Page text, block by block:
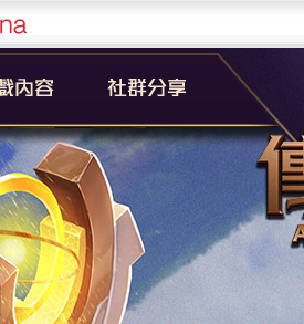
引導
簡介
列表
備列表
列表
官方粉絲團
YouTube